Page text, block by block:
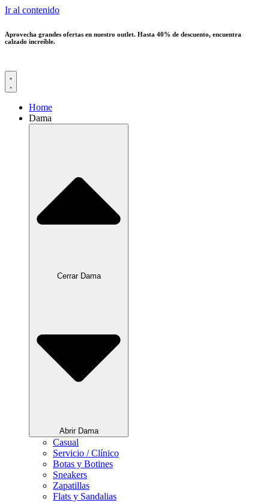
Ir al contenido
Aprovecha grandes ofertas en nuestro outlet. Hasta 40% de descuento, encuentra
calzado increíble.
Home
Dama
Cerrar Dama
Abrir Dama
Casual
Servicio / Clínico
Botas y Botines
Sneakers
Zapatillas
Flats y Sandalias